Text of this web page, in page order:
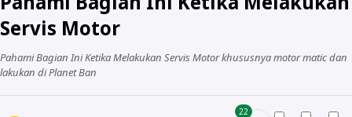
Servis Motor
Pahami Bagian Ini Ketika Melakukan Servis Motor khususnya motor matic dan
lakukan di Planet Ban
22